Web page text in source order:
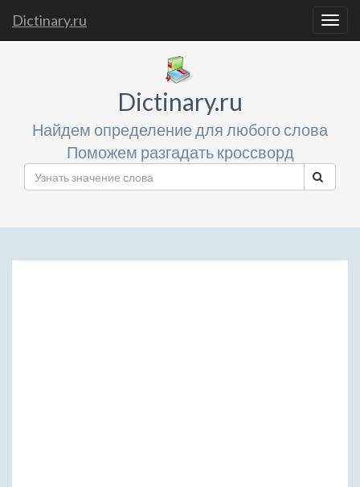
Dictinary.ru
Dictinary.ru
Найдем определение для любого слова
Поможем разгадать кроссворд